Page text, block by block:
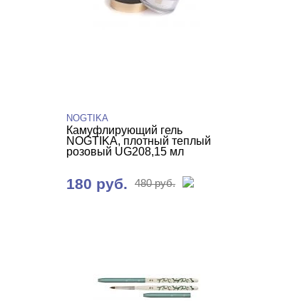
NOGTIKA
Камуфлирующий гель
NOGTIKA, плотный теплый
розовый UG208,15 мл
180 руб. 480 руб.